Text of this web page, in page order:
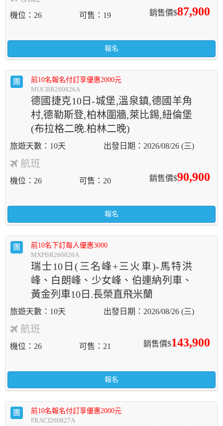
銷售價$87,900
機位 26 可售 19
報名
團
前10名報名付訂享優惠2000元
MUCBR260826A
德國捷克10日-城堡,溫泉鎮,德國羊角
村,德勒斯登,柏林圍牆,萊比錫,紐倫堡
(布拉格二晚.柏林二晚)
10天 2026/08/26 (三)
航班
銷售價$90,900
機位 26 可售 20
報名
團
前10名下訂每人優惠3000
MXPBR260826A
瑞士10日(三名峰+三火車)-馬特洪
峰、白朗峰、少女峰、伯連納列車、
黃金列車10日.長榮直飛米蘭
10天 2026/08/26 (三)
航班
銷售價$143,900
機位 26 可售 21
報名
團
前10名報名付訂享優惠2000元
FRACI260827A